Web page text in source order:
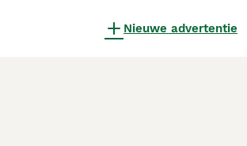
Nieuwe advertentie